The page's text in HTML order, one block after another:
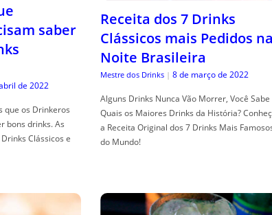
saber
de 2022
que os Drinkeros
bons drinks. As
Clássicos e
Receita dos 7 Drinks
Clássicos mais Pedidos
Noite Brasileira
Mestre dos Drinks | 8 de março de 2022
Alguns Drinks Nunca Vão Morrer, Você Sabe
Quais os Maiores Drinks da História?
a Receita Original dos 7 Drinks Mais
do Mundo!